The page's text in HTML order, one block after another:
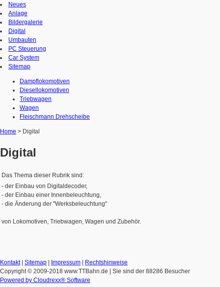
Neues
Anlage
Bildergalerie
Digital
Umbauten
PC Steuerung
Car System
Sitemap
Dampflokomotiven
Diesellokomotiven
Triebwagen
Wagen
Fleischmann Drehscheibe
Home > Digital
Digital
Das Thema dieser Rubrik sind:
- der Einbau von Digitaldecoder,
- der Einbau einer Innenbeleuchtung,
- die Änderung der "Werksbeleuchtung"
von Lokomotiven, Triebwagen, Wagen und Zubehör.
Kontakt| Sitemap Impressum
Rechtshinweise
Copyright © 2009-2018 www.TTBahn.de
| Sie sind der 88286 Besucher
Powered by Cloudrexx® Software